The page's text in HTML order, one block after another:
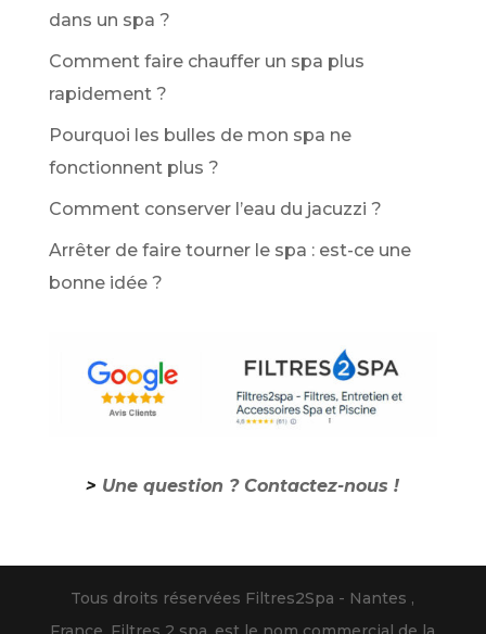
dans un spa ?
Comment faire chauffer un spa plus
rapidement ?
Pourquoi les bulles de mon spa ne
fonctionnent plus ?
Comment conserver l’eau du jacuzzi ?
Arrêter de faire tourner le spa : est-ce une
bonne idée ?
> Une question ? Contactez-nous !
Tous droits réservées Filtres2Spa - Nantes ,